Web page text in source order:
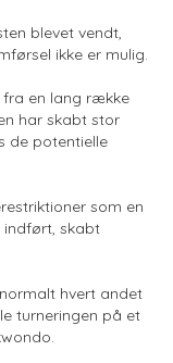
blevet vendt,
ikke er mulig.
fra en lang række
har skabt stor
de potentielle
som en
indført, skabt
hvert andet
turneringen på et